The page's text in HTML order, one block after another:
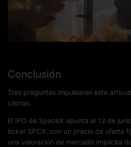
Conclusión
Tres preguntas impulsaron este
cierran.
El IPO de SpaceX apunta al 12 de
ticker SPCX, con un precio de oferta
una valoración de mercado implícita